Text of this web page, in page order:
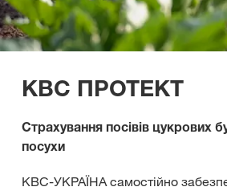
КВС ПРОТЕКТ
Страхування посівів цукрових
посухи
КВС-УКРАЇНА самостійно